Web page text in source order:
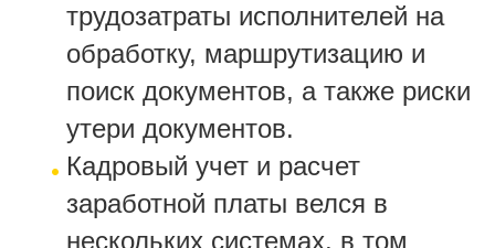
трудозатраты исполнителей на
обработку, маршрутизацию и
поиск документов, а также риски
утери документов.
Кадровый учет и расчет
заработной платы велся в
нескольких системах, в том